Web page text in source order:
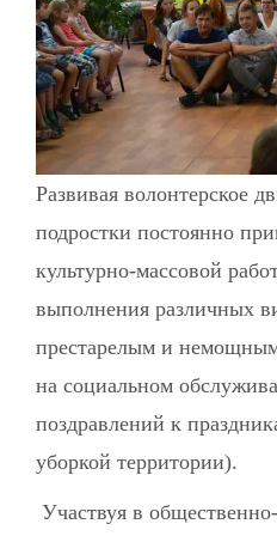
Развивая волонтерское
подростки постоянно
культурно-массовой
выполнения различных
престарелым и
на социальном
поздравлений к
уборкой территории).
Участвуя в